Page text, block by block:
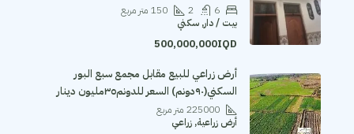
6
2
150 متر مربع
بيت / دار, سكني
500,000,000IQD
أرض زراعي للبيع مقابل مجمع سبع البور
السكني(٩٠دونم) السعر للدونم٣٥مليون دينار
225000 متر مربع
أرض زراعية, زراعي